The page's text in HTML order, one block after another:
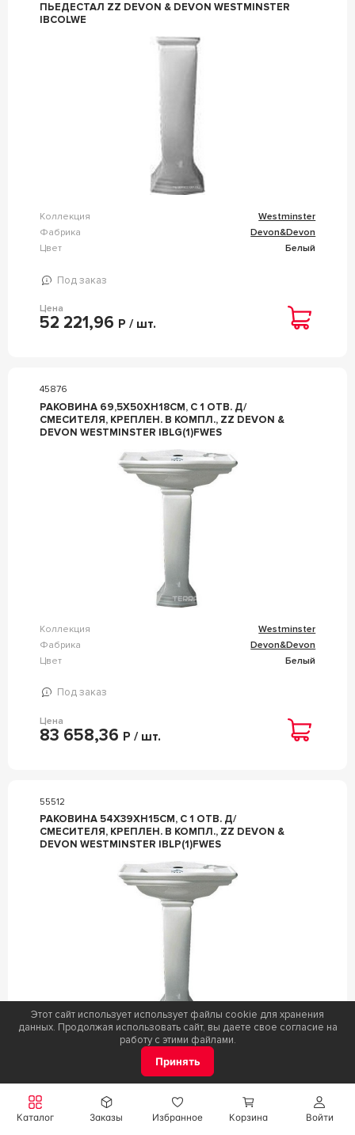
Войти
Каталог Заказы Избранное Корзина
ПЬЕДЕСТАЛ ZZ DEVON & DEVON WESTMINSTER
IBCOLWE
Коллекция
Westminster
Фабрика
Devon&Devon
Цвет
Белый
Под заказ
Цена
52 221,96 Р / шт.
45876
РАКОВИНА 69,5Х50ХH18СМ, С 1 ОТВ. Д/
СМЕСИТЕЛЯ, КРЕПЛЕН. В КОМПЛ., ZZ DEVON &
DEVON WESTMINSTER IBLG(1)FWES
Коллекция
Westminster
Фабрика
Devon&Devon
Цвет
Белый
Под заказ
Цена
83 658,36 Р / шт.
55512
РАКОВИНА 54Х39ХH15СМ, С 1 ОТВ. Д/
СМЕСИТЕЛЯ, КРЕПЛЕН. В КОМПЛ., ZZ DEVON &
DEVON WESTMINSTER IBLP(1)FWES
Под заказ
Этот сайт использует использует файлы cookie для хранения
данных. Продолжая использовать сайт, вы даете свое согласие на
работу с этими файлами.
Принять